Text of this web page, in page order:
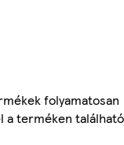
folyamatosan
a terméken